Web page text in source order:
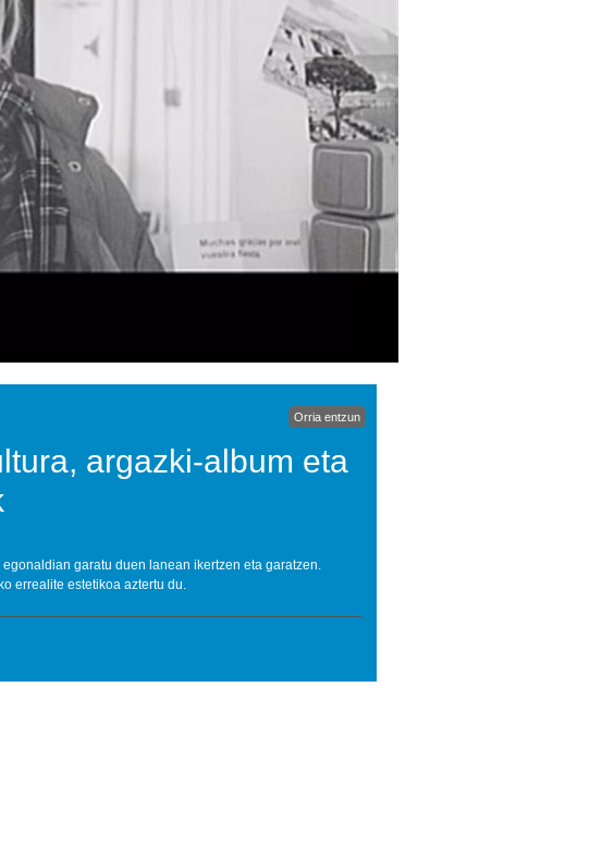
Orria entzun
argazki-album eta
garatu duen lanean ikertzen eta garatzen.
errealite estetikoa aztertu du.